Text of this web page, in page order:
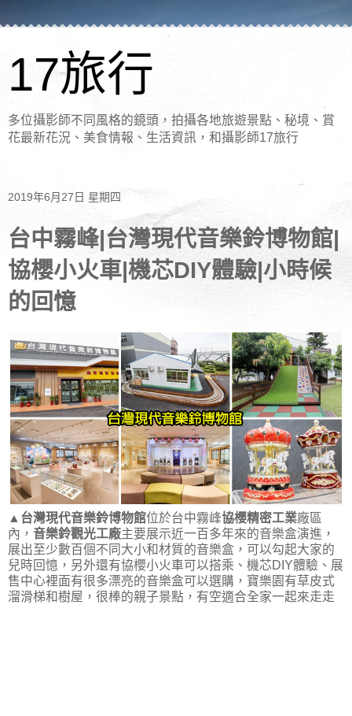
17旅行
多位攝影師不同風格的鏡頭，拍攝各地旅遊景點、秘境、賞
花最新花況、美食情報、生活資訊，和攝影師17旅行
2019年6月27日 星期四
台中霧峰|台灣現代音樂鈴博物館|
協櫻小火車|機芯DIY體驗|小時候
的回憶
▲ 台灣現代音樂鈴博物館位於台中霧峰協櫻精密工業廠區
內， 音樂鈴觀光工廠主要展示近一百多年來的音樂盒演進，
展出至少數百個不同大小和材質的音樂盒，可以勾起大家的
兒時回憶，另外還有協櫻小火車可以搭乘、機芯DIY體驗、展
售中心裡面有很多漂亮的音樂盒可以選購，寶樂園有草皮式
溜滑梯和樹屋，很棒的親子景點，有空適合全家一起來走走